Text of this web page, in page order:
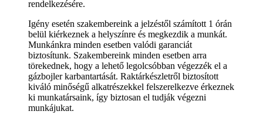
rendelkezésére.
Igény esetén szakembereink a jelzéstől számított 1 órán
belül kiérkeznek a helyszínre és megkezdik a munkát.
Munkánkra minden esetben valódi garanciát
biztosítunk. Szakembereink minden esetben arra
törekednek, hogy a lehető legolcsóbban végezzék el a
gázbojler karbantartását. Raktárkészletről biztosított
kiváló minőségű alkatrészekkel felszerelkezve érkeznek
ki munkatársaink, így biztosan el tudják végezni
munkájukat.